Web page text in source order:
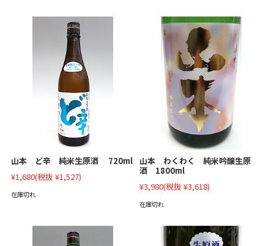
山本 ど辛 純米生原酒 720ml
¥1,680(税抜 ¥1,527)
在庫切れ
山本 わくわく 純米吟醸生原
酒 1800ml
¥3,980(税抜 ¥3,618)
在庫切れ